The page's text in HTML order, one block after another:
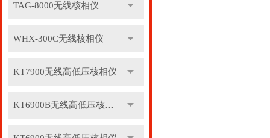
TAG-8000无线核相仪
WHX-300C无线核相仪
KT7900无线高低压核相仪
KT6900B无线高低压核相仪